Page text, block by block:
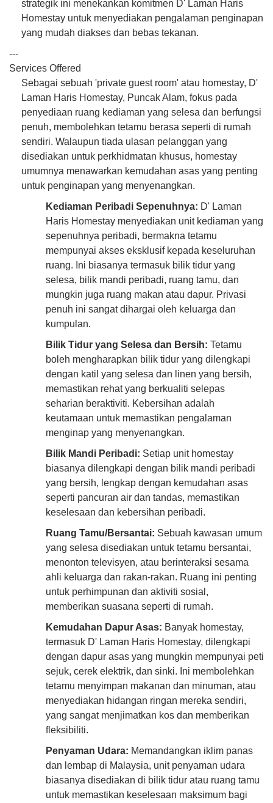
strategik ini menekankan komitmen D' Laman Haris
Homestay untuk menyediakan pengalaman penginapan
yang mudah diakses dan bebas tekanan.
---
Services Offered
Sebagai sebuah 'private guest room' atau homestay, D'
Laman Haris Homestay, Puncak Alam, fokus pada
penyediaan ruang kediaman yang selesa dan berfungsi
penuh, membolehkan tetamu berasa seperti di rumah
sendiri. Walaupun tiada ulasan pelanggan yang
disediakan untuk perkhidmatan khusus, homestay
umumnya menawarkan kemudahan asas yang penting
untuk penginapan yang menyenangkan.
Kediaman Peribadi Sepenuhnya: D' Laman
Haris Homestay menyediakan unit kediaman yang
sepenuhnya peribadi, bermakna tetamu
mempunyai akses eksklusif kepada keseluruhan
ruang. Ini biasanya termasuk bilik tidur yang
selesa, bilik mandi peribadi, ruang tamu, dan
mungkin juga ruang makan atau dapur. Privasi
penuh ini sangat dihargai oleh keluarga dan
kumpulan.
Bilik Tidur yang Selesa dan Bersih: Tetamu
boleh mengharapkan bilik tidur yang dilengkapi
dengan katil yang selesa dan linen yang bersih,
memastikan rehat yang berkualiti selepas
seharian beraktiviti. Kebersihan adalah
keutamaan untuk memastikan pengalaman
menginap yang menyenangkan.
Bilik Mandi Peribadi: Setiap unit homestay
biasanya dilengkapi dengan bilik mandi peribadi
yang bersih, lengkap dengan kemudahan asas
seperti pancuran air dan tandas, memastikan
keselesaan dan kebersihan peribadi.
Ruang Tamu/Bersantai: Sebuah kawasan umum
yang selesa disediakan untuk tetamu bersantai,
menonton televisyen, atau berinteraksi sesama
ahli keluarga dan rakan-rakan. Ruang ini penting
untuk perhimpunan dan aktiviti sosial,
memberikan suasana seperti di rumah.
Kemudahan Dapur Asas: Banyak homestay,
termasuk D' Laman Haris Homestay, dilengkapi
dengan dapur asas yang mungkin mempunyai peti
sejuk, cerek elektrik, dan sinki. Ini membolehkan
tetamu menyimpan makanan dan minuman, atau
menyediakan hidangan ringan mereka sendiri,
yang sangat menjimatkan kos dan memberikan
fleksibiliti.
Penyaman Udara: Memandangkan iklim panas
dan lembap di Malaysia, unit penyaman udara
biasanya disediakan di bilik tidur atau ruang tamu
untuk memastikan keselesaan maksimum bagi